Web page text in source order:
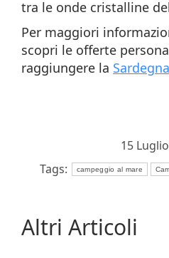
tra le onde cristalline
Per maggiori
scopri le offerte
raggiungere la
15
Tags:
campeggio al mare
Altri Articoli